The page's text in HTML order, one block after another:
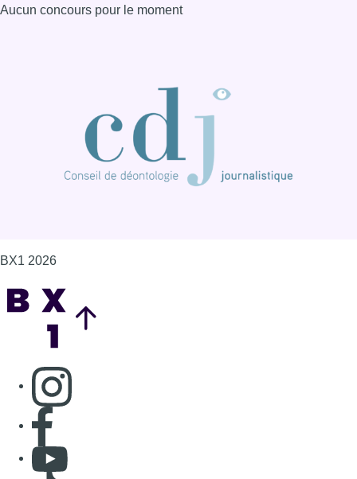
Aucun concours pour le moment
BX1 2026
Consulter page Instagram
Consulter page Facebook
Consulter Youtube